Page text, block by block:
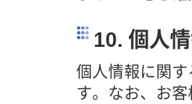
10. 個人
個人情報に関
す。なお、お